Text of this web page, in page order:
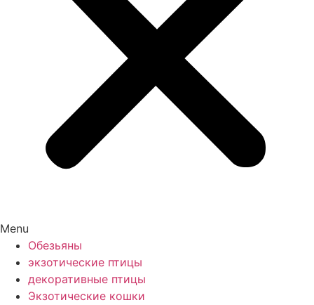
Menu
Обезьяны
экзотические птицы
декоративные птицы
Экзотические кошки